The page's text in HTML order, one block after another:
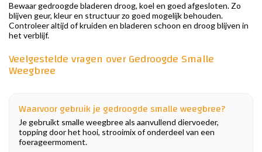
Bewaar gedroogde bladeren droog, koel en goed afgesloten. Zo
blijven geur, kleur en structuur zo goed mogelijk behouden.
Controleer altijd of kruiden en bladeren schoon en droog blijven in
het verblijf.
Veelgestelde vragen over Gedroogde Smalle
Weegbree
Waarvoor gebruik je gedroogde smalle weegbree?
Je gebruikt smalle weegbree als aanvullend diervoeder,
topping door het hooi, strooimix of onderdeel van een
foerageermoment.